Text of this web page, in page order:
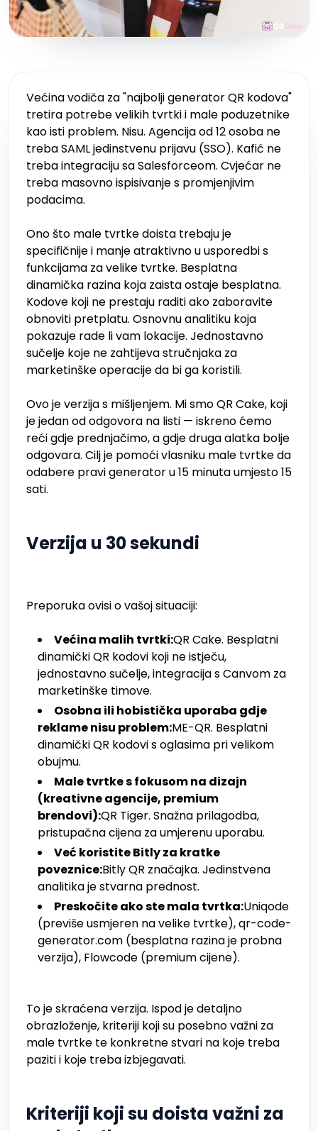
Većina vodiča za "najbolji generator QR kodova"
tretira potrebe velikih tvrtki i male poduzetnike
kao isti problem. Nisu. Agencija od 12 osoba ne
treba SAML jedinstvenu prijavu (SSO). Kafić ne
treba integraciju sa Salesforceom. Cvjećar ne
treba masovno ispisivanje s promjenjivim
podacima.
Ono što male tvrtke doista trebaju je
specifičnije i manje atraktivno u usporedbi s
funkcijama za velike tvrtke. Besplatna
dinamička razina koja zaista ostaje besplatna.
Kodove koji ne prestaju raditi ako zaboravite
obnoviti pretplatu. Osnovnu analitiku koja
pokazuje rade li vam lokacije. Jednostavno
sučelje koje ne zahtijeva stručnjaka za
marketinške operacije da bi ga koristili.
Ovo je verzija s mišljenjem. Mi smo QR Cake, koji
je jedan od odgovora na listi — iskreno ćemo
reći gdje prednjačimo, a gdje druga alatka bolje
odgovara. Cilj je pomoći vlasniku male tvrtke da
odabere pravi generator u 15 minuta umjesto 15
sati.
Verzija u 30 sekundi
Preporuka ovisi o vašoj situaciji:
Većina malih tvrtki:QR Cake. Besplatni
dinamički QR kodovi koji ne istječu,
jednostavno sučelje, integracija s Canvom za
marketinške timove.
Osobna ili hobistička uporaba gdje
reklame nisu problem:ME-QR. Besplatni
dinamički QR kodovi s oglasima pri velikom
obujmu.
Male tvrtke s fokusom na dizajn
(kreativne agencije, premium
brendovi):QR Tiger. Snažna prilagodba,
pristupačna cijena za umjerenu uporabu.
Već koristite Bitly za kratke
poveznice:Bitly QR značajka. Jedinstvena
analitika je stvarna prednost.
Preskočite ako ste mala tvrtka:Uniqode
(previše usmjeren na velike tvrtke), qr-code-
generator.com (besplatna razina je probna
verzija), Flowcode (premium cijene).
To je skraćena verzija. Ispod je detaljno
obrazloženje, kriteriji koji su posebno važni za
male tvrtke te konkretne stvari na koje treba
paziti i koje treba izbjegavati.
Kriteriji koji su doista važni za